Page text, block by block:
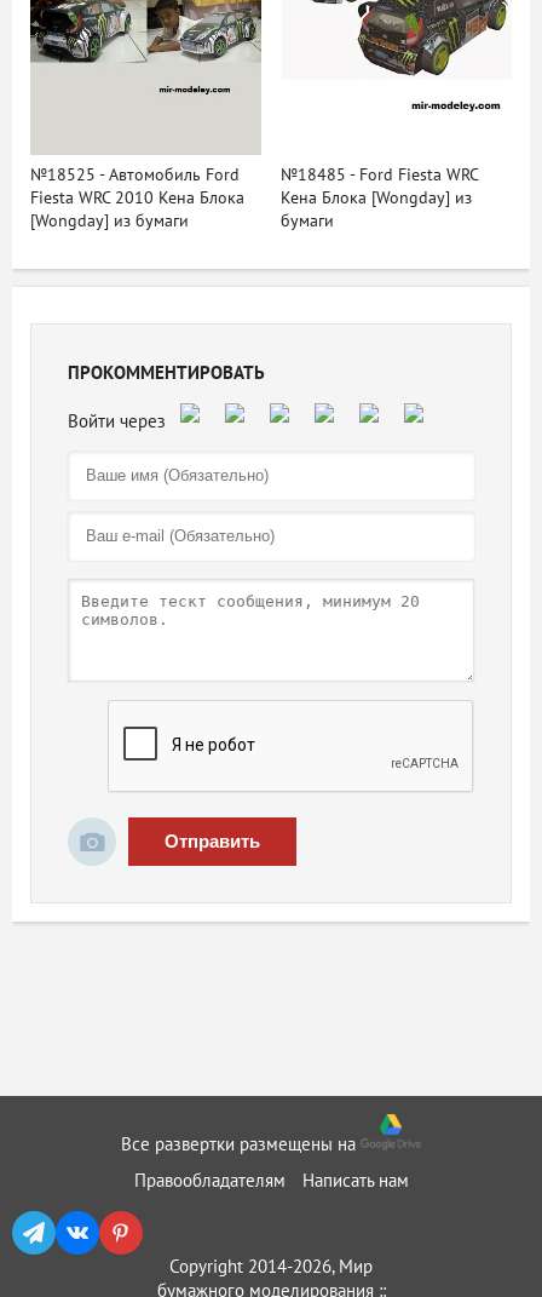
№18525 - Автомобиль Ford
Fiesta WRC 2010 Кена Блока
[Wongday] из бумаги
№18485 - Ford Fiesta WRC
Кена Блока [Wongday] из
бумаги
ПРОКОММЕНТИРОВАТЬ
Отправить
Все развертки размещены на
Правообладателям
Написать нам
Copyright 2014-2026, Мир
бумажного моделирования ::